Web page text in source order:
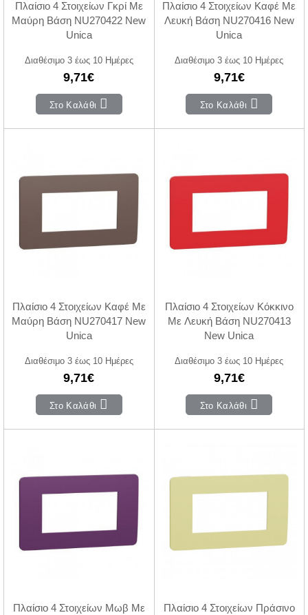
Πλαίσιο 4 Στοιχείων Γκρί Με
Μαύρη Βάση NU270422 New
Unica
Διαθέσιμο 3 έως 10 Ημέρες
9,71€
Στο Καλάθι
Πλαίσιο 4 Στοιχείων Καφέ Με
Λευκή Βάση NU270416 New
Unica
Διαθέσιμο 3 έως 10 Ημέρες
9,71€
Στο Καλάθι
Πλαίσιο 4 Στοιχείων Καφέ Με
Μαύρη Βάση NU270417 New
Unica
Διαθέσιμο 3 έως 10 Ημέρες
9,71€
Στο Καλάθι
Πλαίσιο 4 Στοιχείων Κόκκινο
Με Λευκή Βάση NU270413
New Unica
Διαθέσιμο 3 έως 10 Ημέρες
9,71€
Στο Καλάθι
Πλαίσιο 4 Στοιχείων Μωβ Με
Πλαίσιο 4 Στοιχείων Πράσινο